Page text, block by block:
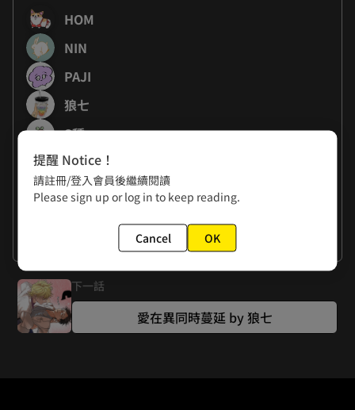
HOM
NIN
PAJI
狼七
S種
吐崽子
作者的話
S種: 不知道要說什麼話！決定就祝大家幸福快樂好了｡:.ﾟヽ(*
下一話
愛在異同時蔓延 by 狼七
提醒 Notice！
請註冊/登入會員後繼續閱讀
Please sign up or log in to keep reading.
Cancel OK